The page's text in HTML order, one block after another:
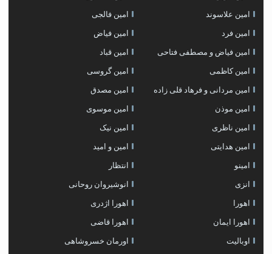
امین علاسوند امین فالجی
امین فرد امین فیاض
امین فیاض و مصطفی فتاحی امین قباد
امین کاظمی امین گروسی
امین مردانی و فرهاد قلی زاده امین مصدق
امین موذن امین موسوی
امین ناظری امین نیک
امین هدایتی امین و امید
امینو انتظار
انزی انوشیروان روحانی
اهورا اهورا اژدری
اهورا ایمان اهورا قاضی
اوبالیت اورمان خسروشاهی